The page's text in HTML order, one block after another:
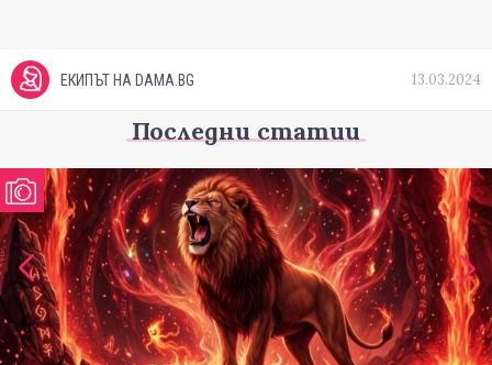
ЕКИПЪТ НА DAMA.BG 13.03.2024
Последни статии